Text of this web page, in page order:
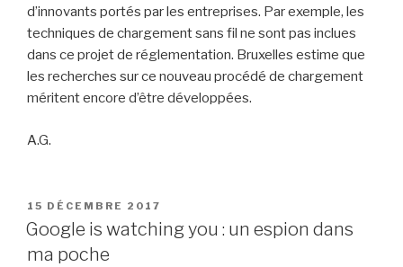
d’innovants portés par les entreprises. Par exemple, les
techniques de chargement sans fil ne sont pas inclues
dans ce projet de réglementation. Bruxelles estime que
les recherches sur ce nouveau procédé de chargement
méritent encore d’être développées.
A.G.
PUBLIÉ
LE
15 DÉCEMBRE 2017
Google is watching you : un espion dans
ma poche